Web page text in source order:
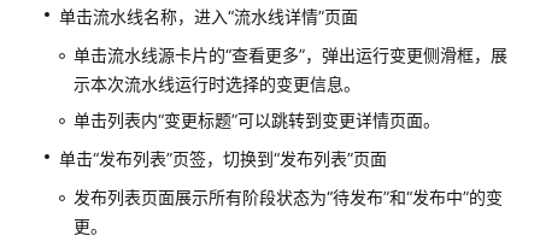
单击流水线名称，进入“流水线详情”页面
单击流水线源卡片的“查看更多”，弹出运行变更侧滑框，展
示本次流水线运行时选择的变更信息。
单击列表内“变更标题”可以跳转到变更详情页面。
单击“发布列表”页签，切换到“发布列表”页面
发布列表页面展示所有阶段状态为“待发布”和“发布中”的变
更。